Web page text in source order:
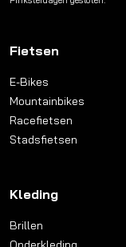
Fietsen
E-Bikes
Mountainbikes
Racefietsen
Stadsfietsen
Kleding
Brillen